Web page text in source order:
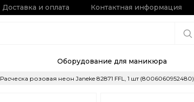
Доставка и оплата Контактная информация
Оборудование для маникюра
Расческа розовая неон Janeke 82871 FFL, 1 шт (8006060952480)